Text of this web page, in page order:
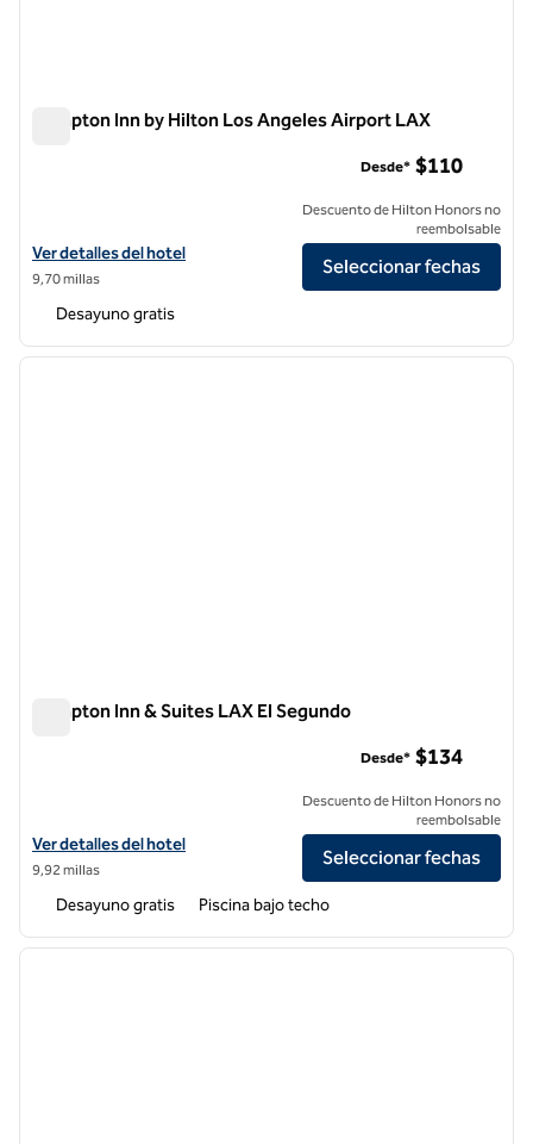
Hampton Inn by Hilton Los Angeles Airport LAX
Ver detalles del hotel Hampton Inn by Hilton Los Angeles Airport LAX
Ver detalles del hotel
9,70 millas
Desde* $110
Descuento de Hilton Honors no
reembolsable
Seleccionar fechas
Desayuno gratis
1 de 11
Hampton Inn & Suites LAX El Segundo
Ver detalles del hotel Hampton Inn & Suites LAX El Segundo
Ver detalles del hotel
9,92 millas
Desde* $134
Descuento de Hilton Honors no
reembolsable
Seleccionar fechas
Desayuno gratis Piscina bajo techo
1 de 13